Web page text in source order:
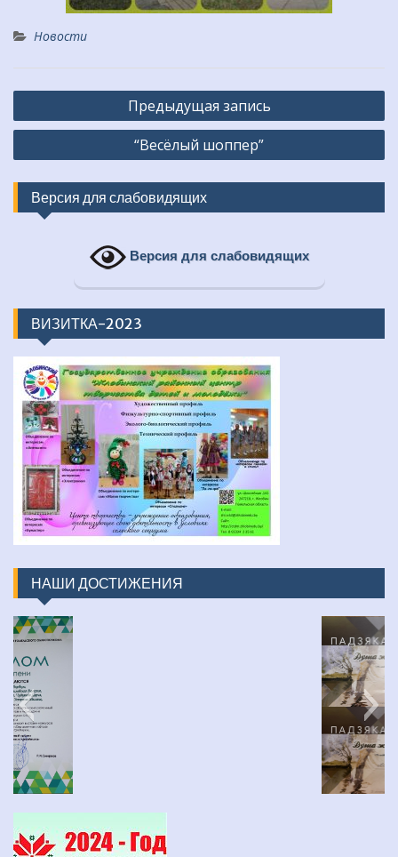
Новости
Навигация
по
Предыдущая запись
“Весёлый шоппер”
Версия для слабовидящих
Версия для слабовидящих
ВИЗИТКА-2023
НАШИ ДОСТИЖЕНИЯ